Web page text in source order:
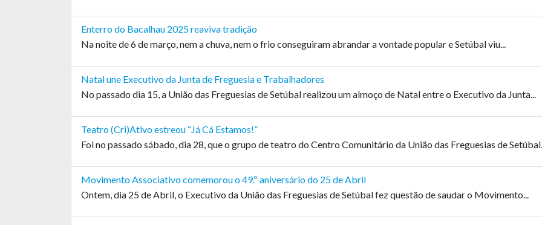
Enterro do Bacalhau 2025 reaviva tradição
Na noite de 6 de março, nem a chuva, nem o frio conseguiram abrandar a vontade popular e Setúbal viu...
Natal une Executivo da Junta de Freguesia e Trabalhadores
No passado dia 15, a União das Freguesias de Setúbal realizou um almoço de Natal entre o Executivo da Junta...
Teatro (Cri)Ativo estreou “Já Cá Estamos!”
Foi no passado sábado, dia 28, que o grupo de teatro do Centro Comunitário da União das Freguesias de
Movimento Associativo comemorou o 49.º aniversário do 25 de Abril
Ontem, dia 25 de Abril, o Executivo da União das Freguesias de Setúbal fez questão de saudar o Movimento...